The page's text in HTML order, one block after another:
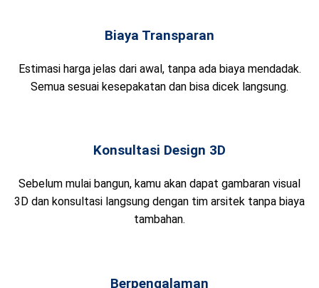
Biaya Transparan
Estimasi harga jelas dari awal, tanpa ada biaya mendadak.
Semua sesuai kesepakatan dan bisa dicek langsung.
Konsultasi Design 3D
Sebelum mulai bangun, kamu akan dapat gambaran visual
3D dan konsultasi langsung dengan tim arsitek tanpa biaya
tambahan.
Berpengalaman